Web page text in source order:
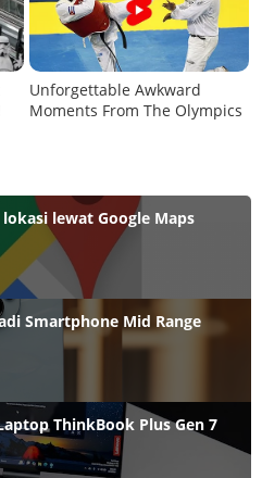
lewat Google Maps
Smartphone Mid Range
ThinkBook Plus Gen 7